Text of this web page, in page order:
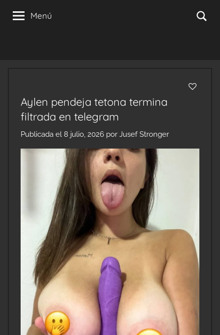
Menú
Aylen pendeja tetona termina
filtrada en telegram
Publicada el 8 julio, 2026 por Jusef Stronger